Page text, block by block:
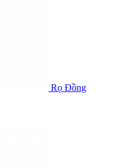
Rọ Đồng